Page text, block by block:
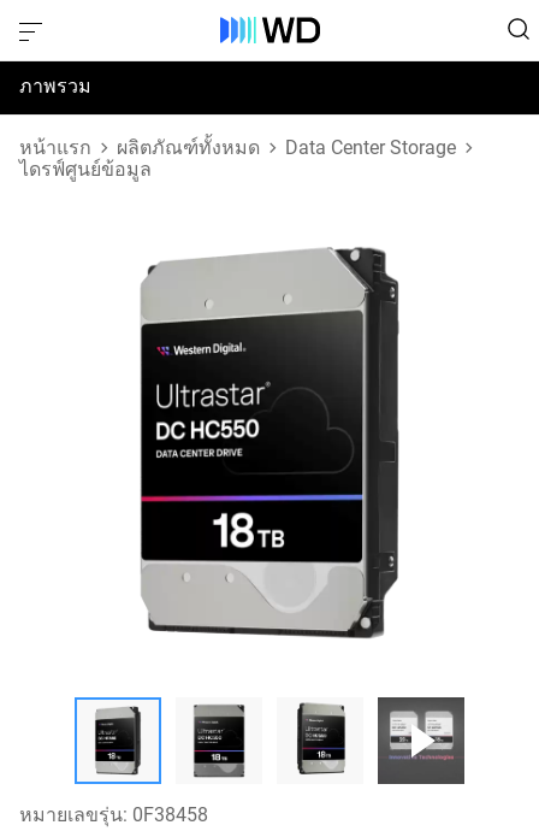
ภาพรวม
ข้อมูลจำเพาะ
หน้าแรก ผลิตภัณฑ์ทั้งหมด
Data Center Storage
ไดรฟ์ศูนย์ข้อมูล
หมายเลขรุ่น: 0F38458